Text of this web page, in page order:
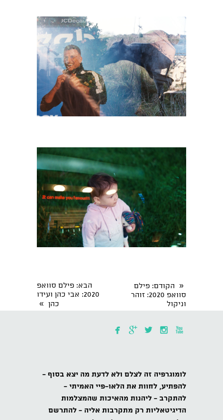
« הקודם: פילם
סוואפ 2020: זוהר
וניקול
הבא: פילם סוואפ
2020: אבי כהן ועידו
כהן »
    
לומוגרפיה זה לצלם ולא לדעת מה יצא בסוף -
להפתיע, לחוות את הלאו-פיי האמיתי -
להתקרב - ליהנות מהאיכות שהמצלמות
הדיגיטאליות רק מתקרבות אליה - להתרשם